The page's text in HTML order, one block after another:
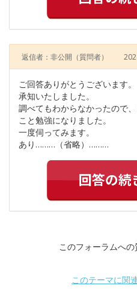
返信者：非公開 （質問者）
ご回答ありがとうございます。
承知いたしました。
調べてもわからなかったので
こと勉強になりました。
一度伺ってみます。
あり………（省略）………
このフォーラムへ
このテーマに関